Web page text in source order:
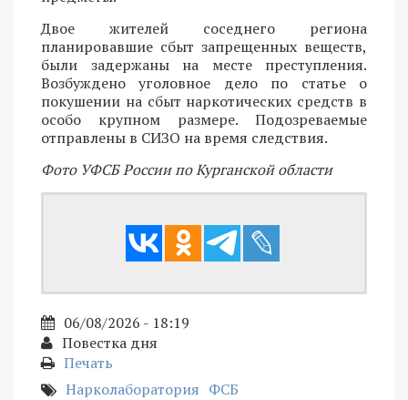
Двое жителей соседнего региона
планировавшие сбыт запрещенных веществ,
были задержаны на месте преступления.
Возбуждено уголовное дело по статье о
покушении на сбыт наркотических средств в
особо крупном размере. Подозреваемые
отправлены в СИЗО на время следствия.
Фото УФСБ России по Курганской области
06/08/2026 - 18:19
Повестка дня
Печать
Нарколаборатория ФСБ